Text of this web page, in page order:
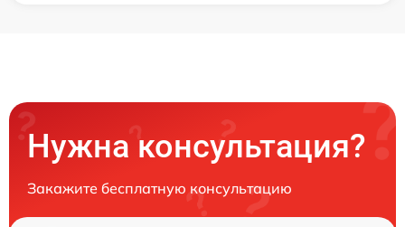
Нужна консультация?
Закажите бесплатную консультацию